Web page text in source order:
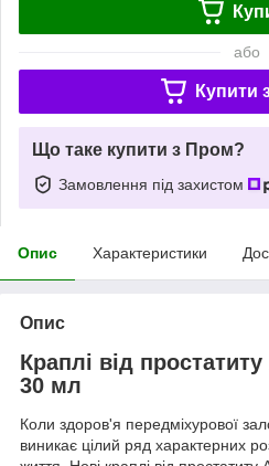
або
Купити
Що таке купити з Пром?
Замовлення під захистом
Опис Характеристики
Опис
Краплі від
30 мл
Коли здоров'я передміхурової
виникає цілий ряд характерних